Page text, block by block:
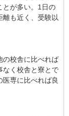
とが多い。1日の
も近く、受験以
の校舎に比べれば
なく校舎と寮とで
専に比べれば良